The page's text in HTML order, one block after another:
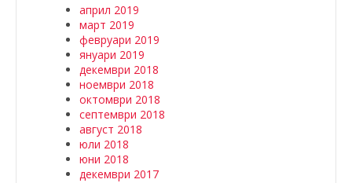
април 2019
март 2019
февруари 2019
януари 2019
декември 2018
ноември 2018
октомври 2018
септември 2018
август 2018
юли 2018
юни 2018
декември 2017